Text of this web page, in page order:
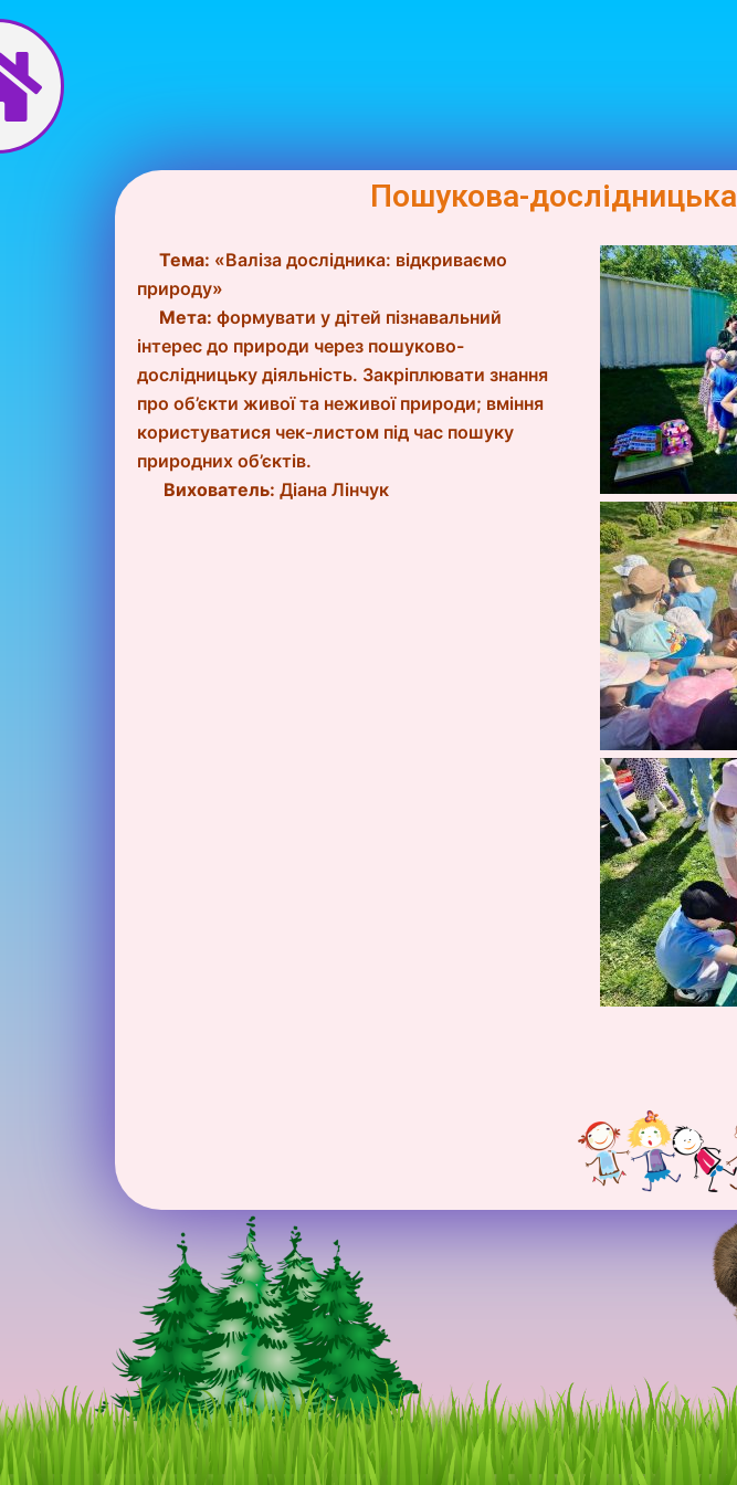
Перейти
до
вмісту
Пошукова-дослідницька
Тема: «Валіза дослідника: відкриваємо
природу»
Мета: формувати у дітей пізнавальний
інтерес до природи через пошуково-
дослідницьку діяльність. Закріплювати знання
про об’єкти живої та неживої природи; вміння
користуватися чек-листом під час пошуку
природних об’єктів.
Вихователь: Діана Лінчук